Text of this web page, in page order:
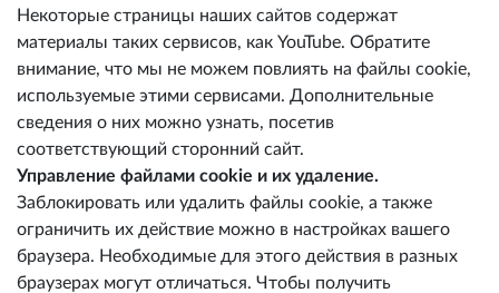
Некоторые страницы наших сайтов содержат
материалы таких сервисов, как YouTube. Обратите
внимание, что мы не можем повлиять на файлы cookie,
используемые этими сервисами. Дополнительные
сведения о них можно узнать, посетив
соответствующий сторонний сайт.
Управление файлами cookie и их удаление.
Заблокировать или удалить файлы cookie, а также
ограничить их действие можно в настройках вашего
браузера. Необходимые для этого действия в разных
браузерах могут отличаться. Чтобы получить